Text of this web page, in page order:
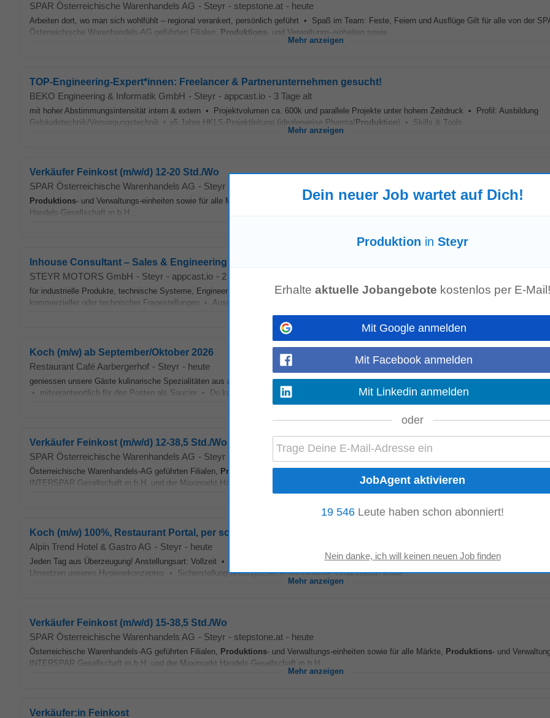
SPAR Österreichische Warenhandels AG - Steyr - stepstone.at - heute
Arbeiten dort, wo man sich wohlfühlt – regional verankert, persönlich geführt • Spaß im Team: Feste, Feiern und Ausflüge Gilt für alle von der
Österreichische Warenhandels-AG geführten Filialen, Produktions- und Verwaltungs-einheiten sowie...
Mehr anzeigen
TOP-Engineering-Expert*innen: Freelancer & Partnerunternehmen gesucht!
BEKO Engineering & Informatik GmbH - Steyr - appcast.io - 3 Tage alt
mit hoher Abstimmungsintensität intern & extern • Projektvolumen ca. 600k und parallele Projekte unter hohem Zeitdruck • Profil: Ausbildung
Gebäudetechnik/Versorgungstechnik + ≥5 Jahre HKLS-Projektleitung (idealerweise Pharma/Produktion) • Skills & Tools...
Mehr anzeigen
Verkäufer Feinkost (m/w/d) 12-20 Std./Wo
SPAR Österreichische Warenhandels AG - Steyr
Produktions- und Verwaltungs-einheiten sowie für alle Märkte,
- und Verwaltungseinheiten der INTERSPAR Gesellschaft m.b.H.
Handels-Gesellschaft m.b.H....
Inhouse Consultant – Sales & Engineering (all genders)
STEYR MOTORS GmbH - Steyr - appcast.io - 2 Tage alt
für industrielle Produkte, technische Systeme, Engineering-Prozesse oderProduktion • Nachweisbare Erfahrung in der Bearbeitung komplexer
kommerzieller oder technischer Fragestellungen • Ausgeprägte analytische Fähigkeiten, strukturierte...
Koch (m/w) ab September/Oktober 2026
Restaurant Café Aarbergerhof - Steyr - heute
geniessen unsere Gäste kulinarische Spezialitäten aus aller Welt. Anstellungsart: Vollzeit •Produktionder täglichen 150 - 200 à la carte Essen
• mitverantwortlich für den Posten als Saucier • Du kannst kochen ohne die Küche abzufackeln - EFZ...
Verkäufer Feinkost (m/w/d) 12-38,5 Std./Wo
SPAR Österreichische Warenhandels AG - Steyr heute
Österreichische Warenhandels-AG geführten Filialen, Produktions - und Verwaltungs-einheiten sowie für alle Märkte,
- und
INTERSPAR Gesellschaft m.b.H. und der Maximarkt Handels-Gesellschaft m.b.H....
Koch (m/w) 100%, Restaurant Portal, per sofort oder nach Vereinbarung, Unterkünfte vorhanden
Alpin Trend Hotel & Gastro AG - Steyr - heute
Jeden Tag aus Überzeugung! Anstellungsart: Vollzeit •
von kalten und warmen Speisen • Verantwortlich für Mise en Place •
Umsetzen unseres Hygienekonzeptes • Sicherstellung reibungsloser Arbeitsabläufe, Organisation sowie...
Mehr anzeigen
Verkäufer Feinkost (m/w/d) 15-38,5 Std./Wo
SPAR Österreichische Warenhandels AG - Steyr - stepstone.at - heute
Österreichische Warenhandels-AG geführten Filialen, Produktions- und Verwaltungs-einheiten sowie für alle Märkte, Produktions- und
INTERSPAR Gesellschaft m.b.H. und der Maximarkt Handels-Gesellschaft m.b.H....
Mehr anzeigen
Verkäufer:in Feinkost
Dein neuer Job wartet auf Dich!
Produktion in Steyr
Erhalte aktuelle Jobangebote kostenlos per E-Mail!
Mit Google anmelden
Mit Facebook anmelden
Mit Linkedin anmelden
oder
19 546 Leute haben schon abonniert!